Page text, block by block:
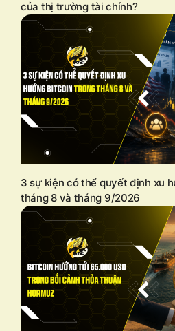
của thị trường tài chính?
3 sự kiện có thể quyết định xu
tháng 8 và tháng 9/2026